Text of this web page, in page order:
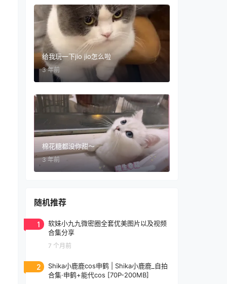
给我玩一下jio jio怎么啦
3 年前
棉花糖都没你甜～
3 年前
随机推荐
1
软妹小九九微密圈全套优美图片以及视频
合集分享
7 个月前
2
Shika小鹿鹿cos申鹤 | Shika小鹿鹿_自拍
合集·申鹤+能代cos [70P-200MB]